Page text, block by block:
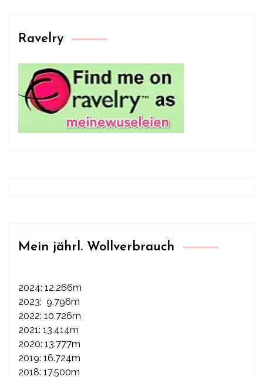
Ravelry
Mein jährl. Wollverbrauch
2024: 12.266m
2023: 9.796m
2022: 10.726m
2021: 13.414m
2020: 13.777m
2019: 16.724m
2018: 17.500m